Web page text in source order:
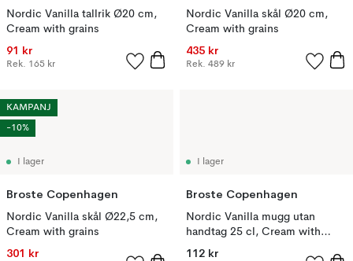
Nordic Vanilla tallrik Ø20 cm,
Cream with grains
91 kr
Rek. 165 kr
Nordic Vanilla skål Ø20 cm,
Cream with grains
435 kr
Rek. 489 kr
I lager
Broste Copenhagen
Nordic Vanilla skål Ø22,5 cm,
Cream with grains
301 kr
KAMPANJ
-10%
I lager
Broste Copenhagen
Nordic Vanilla mugg utan
handtag 25 cl, Cream with
grains
112 kr